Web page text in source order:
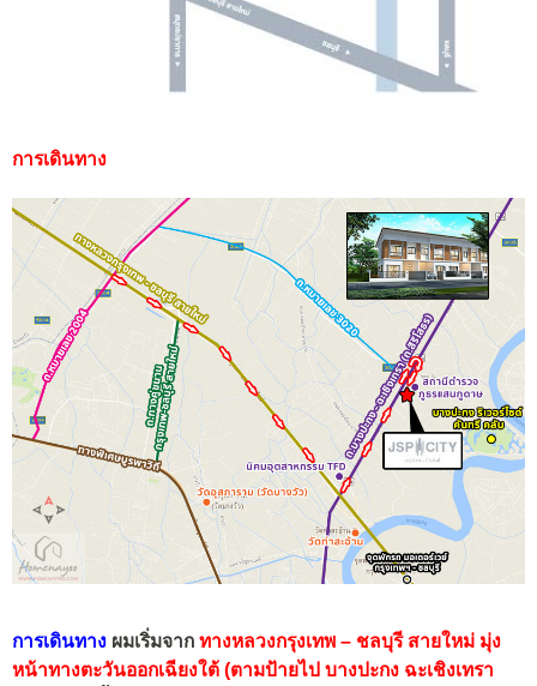
การเดินทาง
การเดินทาง ผมเริ่มจาก ทางหลวงกรุงเทพ – ชลบุรี สายใหม่ มุ่ง
หน้าทางตะวันออกเฉียงใต้ (ตามป้ายไป บางปะกง ฉะเชิงเทรา